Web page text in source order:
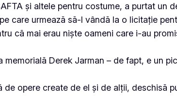
și altele pentru costume, a purtat un
care urmează să-l vândă la o licitație
că mai erau niște oameni care i-au
Derek Jarman – de fapt, e un
opere create de el și de alții, deschisă